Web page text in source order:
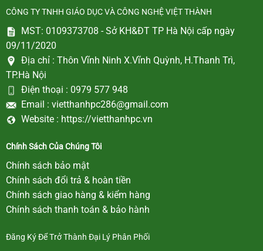
CÔNG TY TNHH GIÁO DỤC VÀ CÔNG NGHỆ VIỆT THÀNH
MST: 0109373708 - Sở KH&ĐT TP Hà Nội cấp ngày
09/11/2020
Địa chỉ : Thôn Vĩnh Ninh X.Vĩnh Quỳnh, H.Thanh Trì,
TP.Hà Nội
Điện thoại : 0979 577 948
Email : vietthanhpc286@gmail.com
Website : https://vietthanhpc.vn
Chính Sách Của Chúng Tôi
Chính sách bảo mật
Chính sách đổi trả & hoàn tiền
Chính sách giao hàng & kiểm hàng
Chính sách thanh toán & bảo hành
Đăng Ký Để Trở Thành Đại Lý Phân Phối